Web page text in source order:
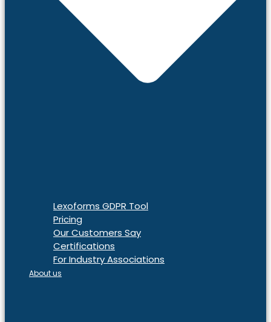
Lexoforms GDPR Tool
Pricing
Our Customers Say
Certifications
For Industry Associations
About us